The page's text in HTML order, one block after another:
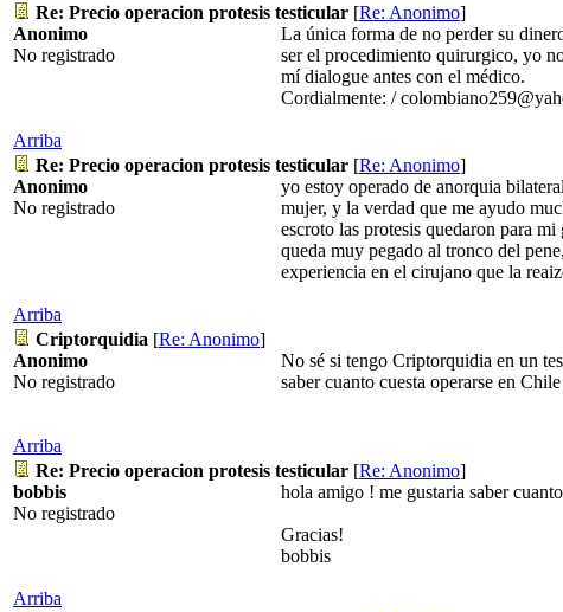
Re: Precio operacion protesis testicular [Re: Anonimo]
Anonimo
No registrado
La única forma de no perder su
ser el procedimiento quirurgico, yo
mí dialogue antes con el médico.
Cordialmente: /
Arriba
Re: Precio operacion protesis testicular [Re: Anonimo]
Anonimo
No registrado
yo estoy operado de anorquia
mujer, y la verdad que me ayudo
escroto las protesis quedaron para
queda muy pegado al tronco del
experiencia en el cirujano que la
Arriba
Criptorquidia [Re: Anonimo]
Anonimo
No registrado
No sé si tengo Criptorquidia en un
saber cuanto cuesta operarse en
Arriba
Re: Precio operacion protesis testicular [Re: Anonimo]
bobbis
No registrado
hola amigo ! me gustaria saber
Gracias!
bobbis
Arriba